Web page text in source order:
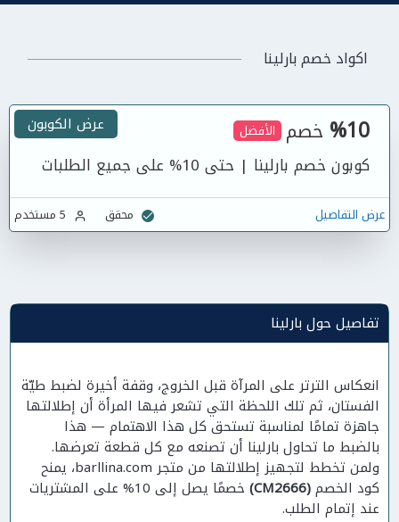
اكواد خصم بارلينا
%10 خصم الأفضل
كوبون خصم بارلينا | حتى 10% على جميع الطلبات
عرض الكوبون
عرض التفاصيل محقق
تفاصيل حول بارلينا
انعكاس الترتر على المرآة قبل الخروج، وقفة أخيرة لضبط طيّة
الفستان، ثم تلك اللحظة التي تشعر فيها المرأة أن إطلالتها
جاهزة تمامًا لمناسبة تستحق كل هذا الاهتمام — هذا
بالضبط ما تحاول بارلينا أن تصنعه مع كل قطعة تعرضها.
ولمن تخطط لتجهيز إطلالتها من متجر barllina.com، يمنح
كود الخصم(CM2666)
خصمًا يصل إلى 10% على المشتريات
عند إتمام الطلب.